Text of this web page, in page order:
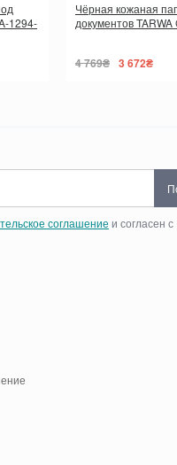
1294-
Чёрная кожаная
документов
4 769₴ 3 672₴
соглашение и согласен с